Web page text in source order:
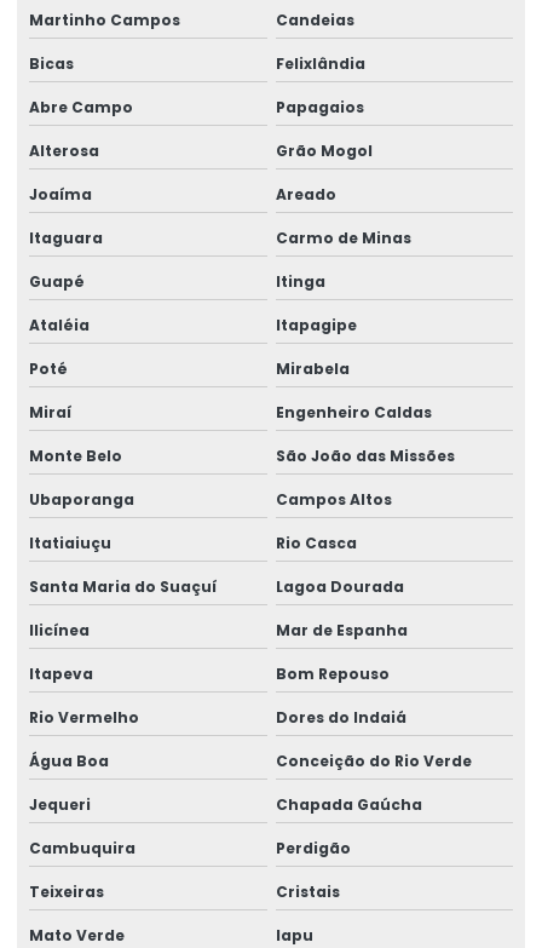
Serviço para reinclusão de afastados
Treinamento para comitê de ergonomia
Treinamento para formação de comitê
Treinamento de implementação de formação de comitês
Martinho Campos Candeias
Bicas Felixlândia
Abre Campo Papagaios
Alterosa Grão Mogol
Joaíma Areado
Itaguara Carmo de Minas
Guapé Itinga
Ataléia Itapagipe
Poté Mirabela
Miraí Engenheiro Caldas
Monte Belo São João das Missões
Ubaporanga Campos Altos
Itatiaiuçu Rio Casca
Santa Maria do Suaçuí Lagoa Dourada
Ilicínea Mar de Espanha
Itapeva Bom Repouso
Rio Vermelho Dores do Indaiá
Água Boa Conceição do Rio Verde
Jequeri Chapada Gaúcha
Cambuquira Perdigão
Teixeiras Cristais
Mato Verde Iapu